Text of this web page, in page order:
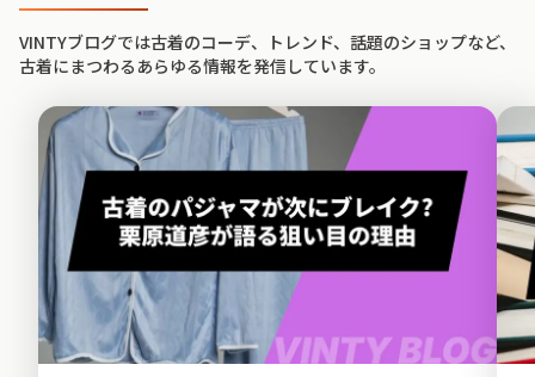
VINTYブログでは古着のコーデ、トレンド、話題のショップなど、
古着にまつわるあらゆる情報を発信しています。